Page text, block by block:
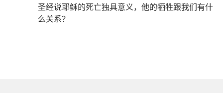
圣经说耶稣的死亡独具意义，他的牺牲跟我们有什
么关系？